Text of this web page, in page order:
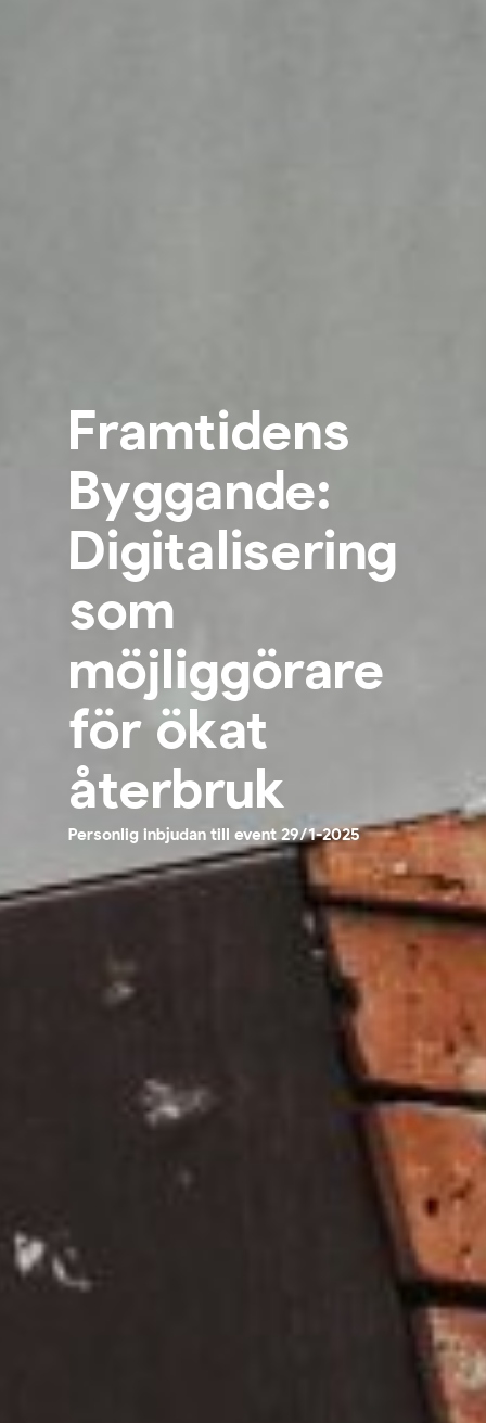
Framtidens
Byggande:
Digitalisering
som
möjliggörare
för ökat
återbruk
Personlig inbjudan till event 29/1-2025